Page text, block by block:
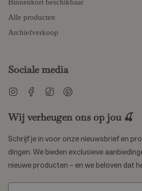
Binnenkort beschikbaar
Alle producten
Archiefverkoop
Sociale media
InstagramFacebook
TikTok
Wij verheugen ons op jou 🍒
Schrijf je in voor onze nieuwsbrief en
dingen. We bieden exclusieve
nieuwe producten – en we beloven dat